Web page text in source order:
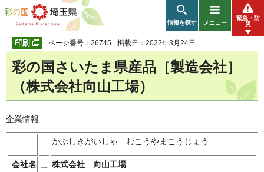
彩の国 埼玉県
情報を探す メニュー
緊急・防
災
ページ番号：26745 掲載日：2022年3月24日
彩の国さいたま県産品［製造会社］
（株式会社向山工場）
企業情報
かぶしきがいしゃ むこうやまこうじょう
会社名 株式会社 向山工場